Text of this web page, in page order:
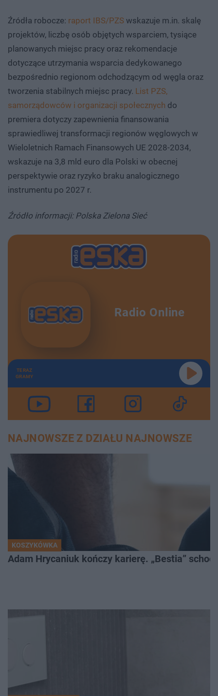
Źródła robocze: raport IBS/PZS wskazuje m.in. skalę
projektów, liczbę osób objętych wsparciem, tysiące
planowanych miejsc pracy oraz rekomendacje
dotyczące utrzymania wsparcia dedykowanego
bezpośrednio regionom odchodzącym od węgla oraz
tworzenia stabilnych miejsc pracy. List PZS,
samorządowców i organizacji społecznych do
premiera dotyczy zapewnienia finansowania
sprawiedliwej transformacji regionów węglowych w
Wieloletnich Ramach Finansowych UE 2028-2034,
wskazuje na 3,8 mld euro dla Polski w obecnej
perspektywie oraz ryzyko braku analogicznego
instrumentu po 2027 r.
Źródło informacji: Polska Zielona Sieć
Radio Online
TERAZ
GRAMY
NAJNOWSZE Z DZIAŁU NAJNOWSZE
KOSZYKÓWKA
Adam Hrycaniuk kończy karierę. „Bestia”